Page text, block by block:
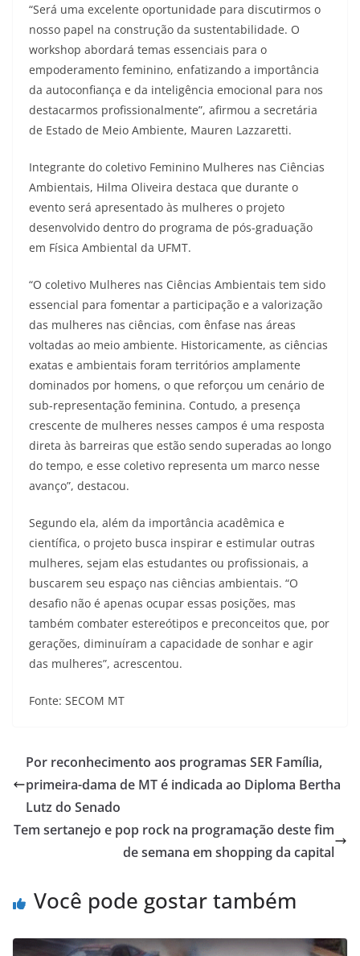
“Será uma excelente oportunidade para discutirmos o
nosso papel na construção da sustentabilidade. O
workshop abordará temas essenciais para o
empoderamento feminino, enfatizando a importância
da autoconfiança e da inteligência emocional para nos
destacarmos profissionalmente”, afirmou a secretária
de Estado de Meio Ambiente, Mauren Lazzaretti.
Integrante do coletivo Feminino Mulheres nas Ciências
Ambientais, Hilma Oliveira destaca que durante o
evento será apresentado às mulheres o projeto
desenvolvido dentro do programa de pós-graduação
em Física Ambiental da UFMT.
“O coletivo Mulheres nas Ciências Ambientais tem sido
essencial para fomentar a participação e a valorização
das mulheres nas ciências, com ênfase nas áreas
voltadas ao meio ambiente. Historicamente, as ciências
exatas e ambientais foram territórios amplamente
dominados por homens, o que reforçou um cenário de
sub-representação feminina. Contudo, a presença
crescente de mulheres nesses campos é uma resposta
direta às barreiras que estão sendo superadas ao longo
do tempo, e esse coletivo representa um marco nesse
avanço”, destacou.
Segundo ela, além da importância acadêmica e
científica, o projeto busca inspirar e estimular outras
mulheres, sejam elas estudantes ou profissionais, a
buscarem seu espaço nas ciências ambientais. “O
desafio não é apenas ocupar essas posições, mas
também combater estereótipos e preconceitos que, por
gerações, diminuíram a capacidade de sonhar e agir
das mulheres”, acrescentou.
Fonte: SECOM MT
Por reconhecimento aos programas SER Família,
primeira-dama de MT é indicada ao Diploma Bertha
Lutz do Senado
Tem sertanejo e pop rock na programação deste fim
de semana em shopping da capital
Você pode gostar também